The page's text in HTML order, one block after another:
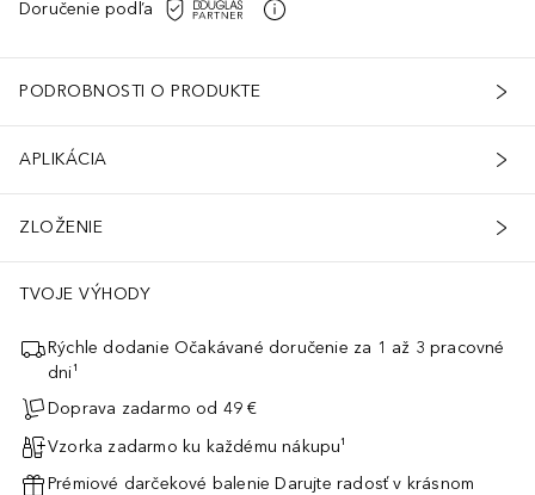
Doručenie podľa
PODROBNOSTI O PRODUKTE
APLIKÁCIA
ZLOŽENIE
TVOJE VÝHODY
Rýchle dodanie Očakávané doručenie za 1 až 3 pracovné
dni¹
Doprava zadarmo od 49 €
Vzorka zadarmo ku každému nákupu¹
Prémiové darčekové balenie Darujte radosť v krásnom